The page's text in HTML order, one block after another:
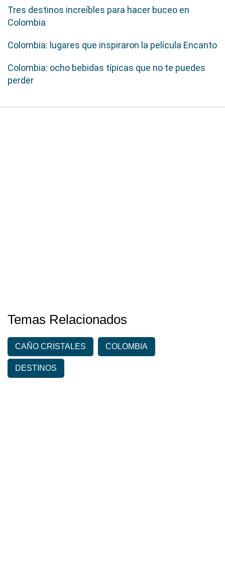
Tres destinos increíbles para hacer buceo en
Colombia
Colombia: lugares que inspiraron la película Encanto
Colombia: ocho bebidas típicas que no te puedes
perder
Temas Relacionados
CAÑO CRISTALES COLOMBIA
DESTINOS